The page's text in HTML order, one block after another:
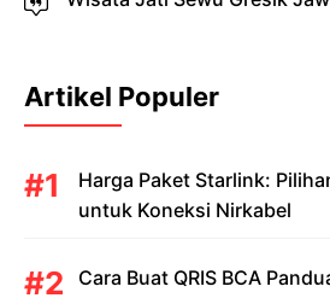
Artikel Populer
Harga Paket Starlink:
untuk Koneksi Nirkabel
Cara Buat QRIS BCA